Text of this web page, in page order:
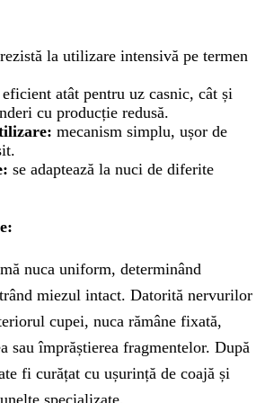
rezistă la utilizare intensivă pe termen
eficient atât pentru uz casnic, cât și
cu producție redusă.
mecanism simplu, ușor de
se adaptează la nuci de diferite
nuca uniform, determinând
miezul intact. Datorită nervurilor
cupei, nuca rămâne fixată,
sau împrăștierea fragmentelor. După
fi curățat cu ușurință de coajă și